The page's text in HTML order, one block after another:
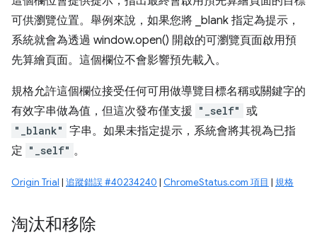
可供瀏覽位置。舉例來說，如果您將 _blank 指定為提示，
系統就會為透過 window.open() 開啟的可瀏覽頁面啟用預
先算繪頁面。這個欄位不會影響預先載入。
規格允許這個欄位接受任何可用做導覽目標名稱或關鍵字的
有效字串做為值，但這次發布僅支援 "_self" 或
"_blank" 字串。如果未指定提示，系統會將其視為已指
定 "_self" 。
Origin Trial | 追蹤錯誤 #40234240 | ChromeStatus.com 項目 | 規格
淘汰和移除